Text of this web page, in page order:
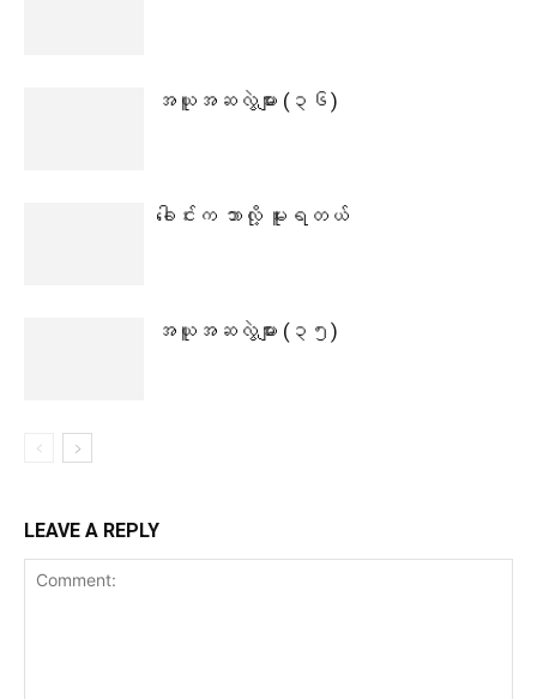
အယူအဆလွဲများ (၃၆)
ခေါင်းက ဘာလို့ မူးရတယ်
အယူအဆလွဲများ (၃၅)
LEAVE A REPLY